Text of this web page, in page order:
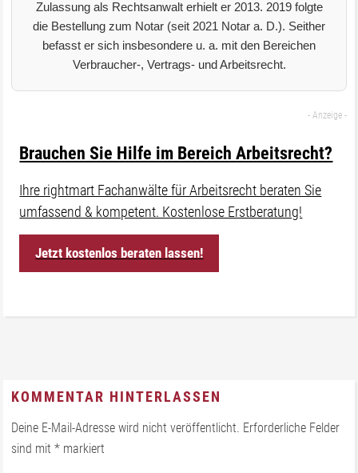
Zulassung als Rechtsanwalt erhielt er 2013. 2019 folgte
die Bestellung zum Notar (seit 2021 Notar a. D.). Seither
befasst er sich insbesondere u. a. mit den Bereichen
Verbraucher-, Vertrags- und Arbeitsrecht.
Brauchen Sie Hilfe im Bereich Arbeitsrecht?
Ihre rightmart Fachanwälte für Arbeitsrecht beraten Sie
umfassend & kompetent. Kostenlose Erstberatung!
Jetzt kostenlos beraten lassen!
KOMMENTAR HINTERLASSEN
Deine E-Mail-Adresse wird nicht veröffentlicht. Erforderliche Felder
sind mit* markiert